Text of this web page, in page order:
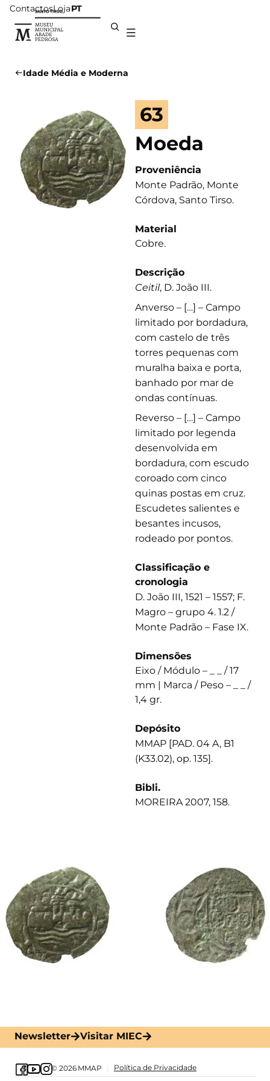
ContactosLojaPT
Idade Média e Moderna
63
Moeda
Proveniência
Monte Padrão, Monte
Córdova, Santo Tirso.
Material
Cobre.
Descrição
Ceitil, D. João III.
Anverso – […] – Campo
limitado por bordadura,
com castelo de três
torres pequenas com
muralha baixa e porta,
banhado por mar de
ondas contínuas.
Reverso – […] – Campo
limitado por legenda
desenvolvida em
bordadura, com escudo
coroado com cinco
quinas postas em cruz.
Escudetes salientes e
besantes incusos,
rodeado por pontos.
Classificação e
cronologia
D. João III, 1521 – 1557; F.
Magro – grupo 4. 1.2 /
Monte Padrão – Fase IX.
Dimensões
Eixo / Módulo – _ _ / 17
mm | Marca / Peso – _ _ /
1,4 gr.
Depósito
MMAP [PAD. 04 A, B1
(K33.02), op. 135].
Bibli.
MOREIRA 2007, 158.
Newsletter Visitar MIEC
© 2026 MMAP Política de Privacidade